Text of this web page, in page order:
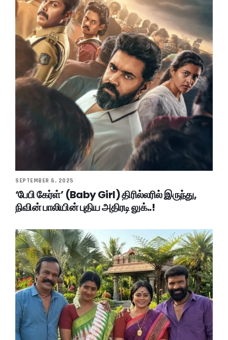
SEPTEMBER 6, 2025
‘பேபி கேர்ள்’ (Baby Girl) திரில்லரில் இருந்து,
நிவின் பாலியின் புதிய அதிரடி லுக்..!